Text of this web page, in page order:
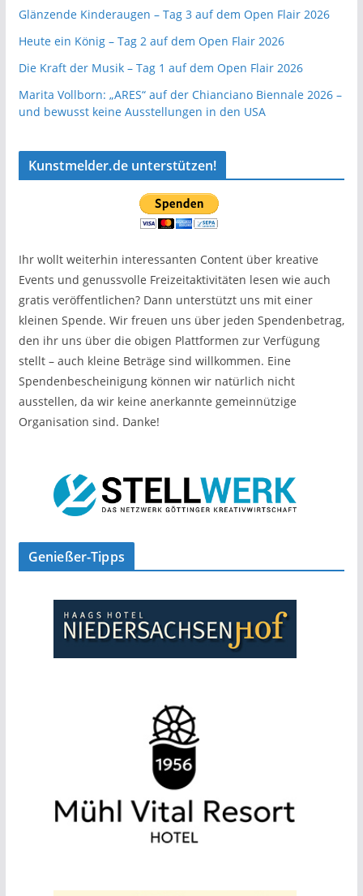
Glänzende Kinderaugen – Tag 3 auf dem Open Flair 2026
Heute ein König – Tag 2 auf dem Open Flair 2026
Die Kraft der Musik – Tag 1 auf dem Open Flair 2026
Marita Vollborn: „ARES“ auf der Chianciano Biennale 2026 –
und bewusst keine Ausstellungen in den USA
Kunstmelder.de unterstützen!
Ihr wollt weiterhin interessanten Content über kreative
Events und genussvolle Freizeitaktivitäten lesen wie auch
gratis veröffentlichen? Dann unterstützt uns mit einer
kleinen Spende. Wir freuen uns über jeden Spendenbetrag,
den ihr uns über die obigen Plattformen zur Verfügung
stellt – auch kleine Beträge sind willkommen. Eine
Spendenbescheinigung können wir natürlich nicht
ausstellen, da wir keine anerkannte gemeinnützige
Organisation sind. Danke!
Genießer-Tipps